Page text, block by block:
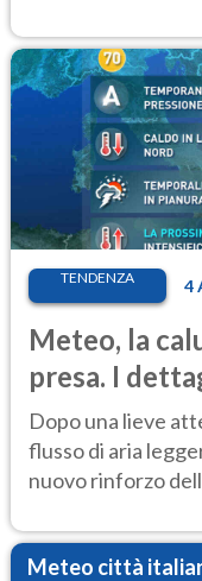
TENDENZA 4
Meteo, la
presa. I
Dopo una lieve
flusso di aria
nuovo rinforzo
Meteo città